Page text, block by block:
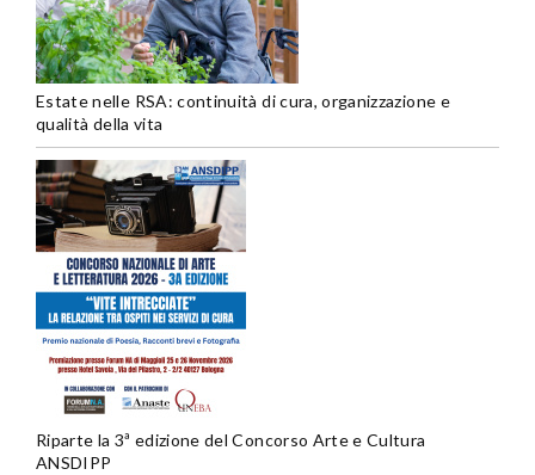
Estate nelle RSA: continuità di cura, organizzazione e
qualità della vita
Riparte la 3ª edizione del Concorso Arte e Cultura
ANSDIPP